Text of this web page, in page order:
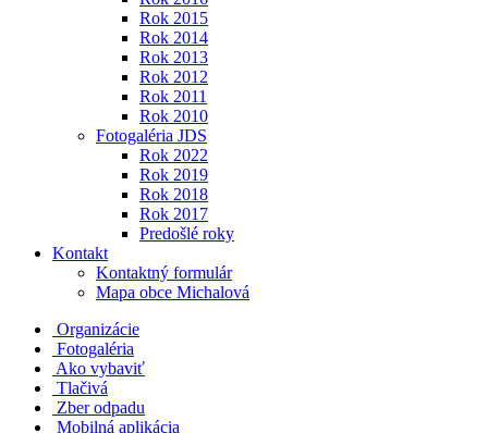
Rok 2015
Rok 2014
Rok 2013
Rok 2012
Rok 2011
Rok 2010
Fotogaléria JDS
Rok 2022
Rok 2019
Rok 2018
Rok 2017
Predošlé roky
Kontakt
Kontaktný formulár
Mapa obce Michalová
Organizácie
Fotogaléria
Ako vybaviť
Tlačivá
Zber odpadu
Mobilná aplikácia